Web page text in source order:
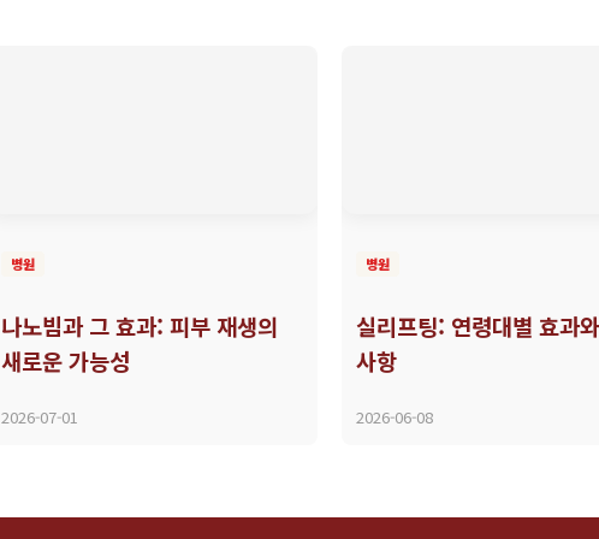
병원
나노빔과 그 효과: 피부 재생의
새로운 가능성
2026-07-01
병원
실리프팅: 연령대별 효과
사항
2026-06-08